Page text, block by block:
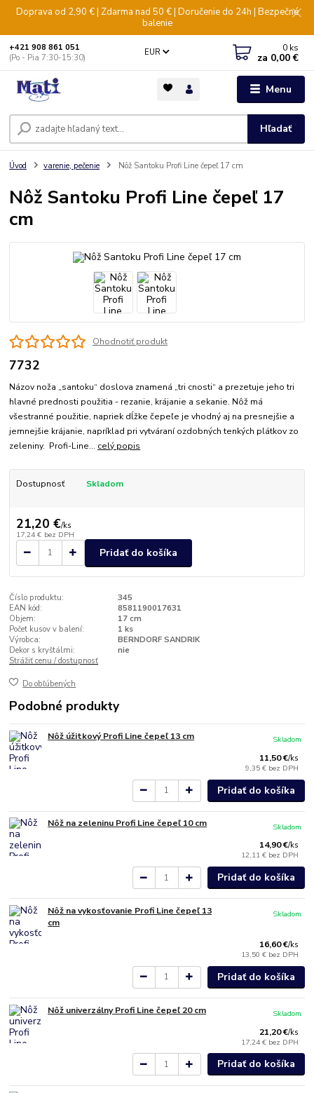
Doprava od 2,90 € | Zdarma nad 50 € | Doručenie do 24h | Bezpečné
balenie
Menu
EUR
Hľadať
+421 908 861 051
(Po - Pia 7:30-15:30)
0 ks
za 0,00 €
Úvod varenie, pečenie Nôž Santoku Profi Line čepeľ 17 cm
Nôž Santoku Profi Line čepeľ 17
cm
Ohodnotiť produkt
7732
Názov noža „santoku“ doslova znamená „tri cnosti“ a prezetuje jeho tri
hlavné prednosti použitia - rezanie, krájanie a sekanie. Nôž má
všestranné použitie, napriek dĺžke čepeľe je vhodný aj na presnejšie a
jemnejšie krájanie, napríklad pri vytváraní ozdobných tenkých plátkov zo
zeleniny. Profi-Line... celý popis
Dostupnosť Skladom
21,20 €/ks
17,24 € bez DPH
Pridať do košíka
Číslo produktu:
345
EAN kód:
8581190017631
Objem:
17 cm
Počet kusov v balení:
1 ks
Výrobca:
BERNDORF SANDRIK
Dekor s kryštálmi:
nie
Strážiť cenu / dostupnosť
Do obľúbených
Podobné produkty
Nôž úžitkový Profi Line čepeľ 13 cm
11,50 €/ks
9,35 € bez DPH
Skladom
Pridať do košíka
Nôž na zeleninu Profi Line čepeľ 10 cm
14,90 €/ks
12,11 € bez DPH
Skladom
Pridať do košíka
Nôž na vykosťovanie Profi Line čepeľ 13
cm
16,60 €/ks
13,50 € bez DPH
Skladom
Pridať do košíka
Nôž univerzálny Profi Line čepeľ 20 cm
21,20 €/ks
17,24 € bez DPH
Skladom
Pridať do košíka